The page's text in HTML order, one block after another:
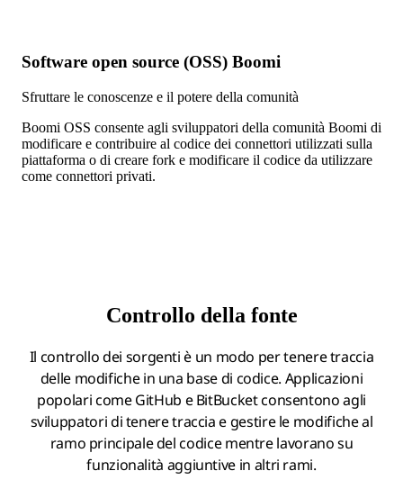
Software open source (OSS) Boomi
Sfruttare le conoscenze e il potere della comunità
Boomi OSS consente agli sviluppatori della comunità Boomi di
modificare e contribuire al codice dei connettori utilizzati sulla
piattaforma o di creare fork e modificare il codice da utilizzare
come connettori privati.
Controllo della fonte
Il controllo dei sorgenti è un modo per tenere traccia
delle modifiche in una base di codice. Applicazioni
popolari come GitHub e BitBucket consentono agli
sviluppatori di tenere traccia e gestire le modifiche al
ramo principale del codice mentre lavorano su
funzionalità aggiuntive in altri rami.